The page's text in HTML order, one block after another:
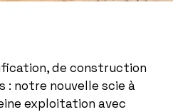
de construction
: notre nouvelle scie à
exploitation avec